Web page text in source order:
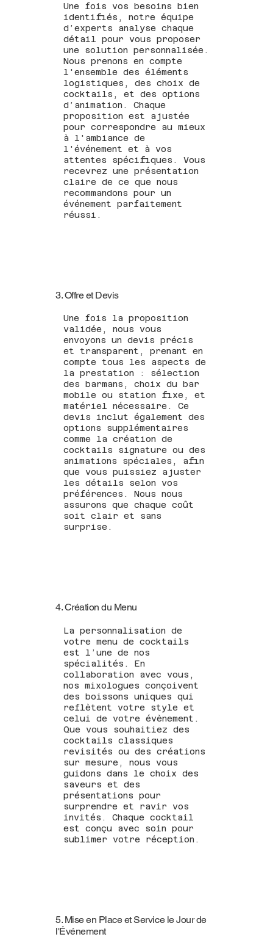
Une fois vos besoins bien
identifiés, notre équipe
d’experts analyse chaque
détail pour vous proposer
une solution personnalisée.
Nous prenons en compte
l'ensemble des éléments
logistiques, des choix de
cocktails, et des options
d’animation. Chaque
proposition est ajustée
pour correspondre au mieux
à l'ambiance de
l'événement et à vos
attentes spécifiques. Vous
recevrez une présentation
claire de ce que nous
recommandons pour un
événement parfaitement
réussi.
3. Offre et Devis
Une fois la proposition
validée, nous vous
envoyons un devis précis
et transparent, prenant en
compte tous les aspects de
la prestation : sélection
des barmans, choix du bar
mobile ou station fixe, et
matériel nécessaire. Ce
devis inclut également des
options supplémentaires
comme la création de
cocktails signature ou des
animations spéciales, afin
que vous puissiez ajuster
les détails selon vos
préférences. Nous nous
assurons que chaque coût
soit clair et sans
surprise.
4. Création du Menu
La personnalisation de
votre menu de cocktails
est l’une de nos
spécialités. En
collaboration avec vous,
nos mixologues conçoivent
des boissons uniques qui
reflètent votre style et
celui de votre évènement.
Que vous souhaitiez des
cocktails classiques
revisités ou des créations
sur mesure, nous vous
guidons dans le choix des
saveurs et des
présentations pour
surprendre et ravir vos
invités. Chaque cocktail
est conçu avec soin pour
sublimer votre réception.
5. Mise en Place et Service le Jour de
l'Événement